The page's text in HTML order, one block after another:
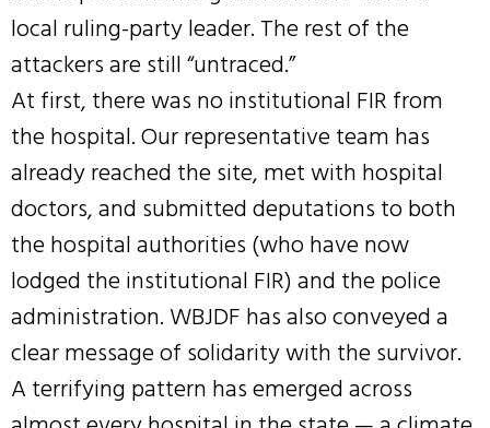
local ruling-party leader. The rest of the
attackers are still “untraced.”
At first, there was no institutional FIR from
the hospital. Our representative team has
already reached the site, met with hospital
doctors, and submitted deputations to both
the hospital authorities (who have now
lodged the institutional FIR) and the police
administration. WBJDF has also conveyed a
clear message of solidarity with the survivor.
A terrifying pattern has emerged across